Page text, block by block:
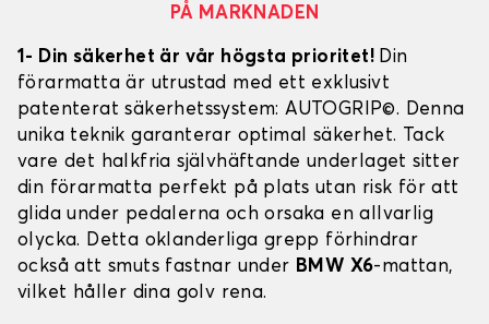
PÅ MARKNADEN
1- Din säkerhet är vår högsta prioritet! Din
förarmatta är utrustad med ett exklusivt
patenterat säkerhetssystem: AUTOGRIP©. Denna
unika teknik garanterar optimal säkerhet. Tack
vare det halkfria självhäftande underlaget sitter
din förarmatta perfekt på plats utan risk för att
glida under pedalerna och orsaka en allvarlig
olycka. Detta oklanderliga grepp förhindrar
också att smuts fastnar under BMW X6-mattan,
vilket håller dina golv rena.